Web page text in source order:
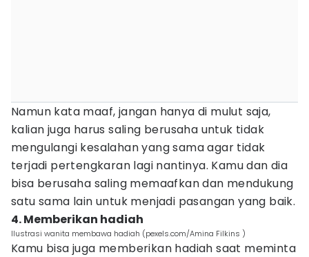
Namun kata maaf, jangan hanya di mulut saja,
kalian juga harus saling berusaha untuk tidak
mengulangi kesalahan yang sama agar tidak
terjadi pertengkaran lagi nantinya. Kamu dan dia
bisa berusaha saling memaafkan dan mendukung
satu sama lain untuk menjadi pasangan yang baik.
4. Memberikan hadiah
Ilustrasi wanita membawa hadiah (pexels.com/Amina Filkins )
Kamu bisa juga memberikan hadiah saat meminta